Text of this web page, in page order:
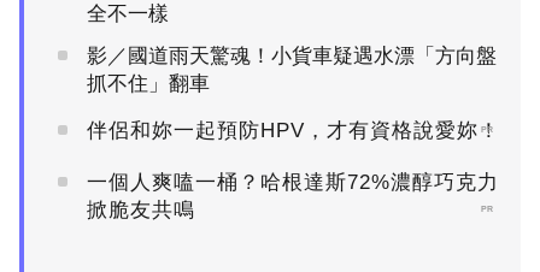
全不一樣
影／國道雨天驚魂！小貨車疑遇水漂「方向盤
抓不住」翻車
伴侶和妳一起預防HPV，才有資格說愛妳！
PR
一個人爽嗑一桶？哈根達斯72%濃醇巧克力
掀脆友共鳴
PR